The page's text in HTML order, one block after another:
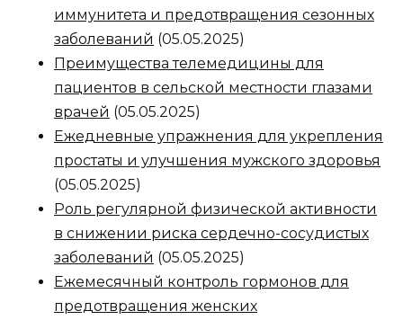
иммунитета и предотвращения сезонных
заболеваний (05.05.2025)
Преимущества телемедицины для
пациентов в сельской местности глазами
врачей (05.05.2025)
Ежедневные упражнения для укрепления
простаты и улучшения мужского здоровья
(05.05.2025)
Роль регулярной физической активности
в снижении риска сердечно-сосудистых
заболеваний (05.05.2025)
Ежемесячный контроль гормонов для
предотвращения женских